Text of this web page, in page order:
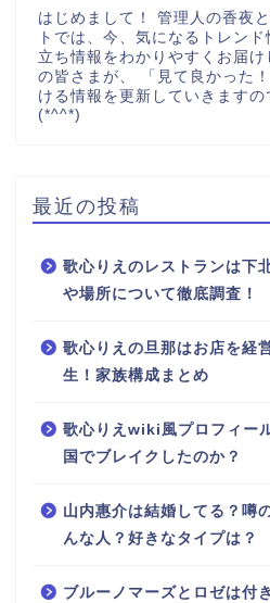
はじめまして！ 管理人の香夜
トでは、今、気になるトレン
立ち情報をわかりやすくお届
の皆さまが、 「見て良かった
ける情報を更新していきます
(*^^*)
最近の投稿
歌心りえのレストランは下
や場所について徹底調査！
歌心りえの旦那はお店を経
生！家族構成まとめ
歌心りえwiki風プロフィー
国でブレイクしたのか？
山内惠介は結婚してる？噂
んな人？好きなタイプは？
ブルーノマーズとロゼは付